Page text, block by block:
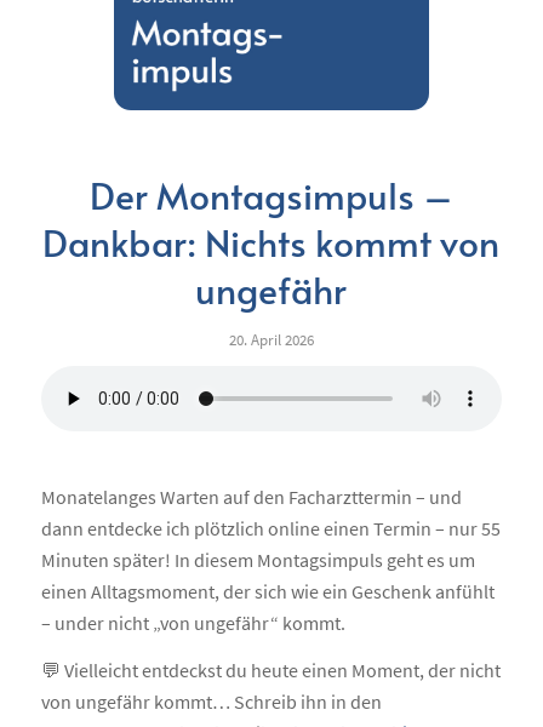
Der Montagsimpuls –
Dankbar: Nichts kommt von
ungefähr
20. April 2026
Monatelanges Warten auf den Facharzttermin – und
dann entdecke ich plötzlich online einen Termin – nur 55
Minuten später! In diesem Montagsimpuls geht es um
einen Alltagsmoment, der sich wie ein Geschenk anfühlt
– under nicht „von ungefähr“ kommt.
💬 Vielleicht entdeckst du heute einen Moment, der nicht
von ungefähr kommt… Schreib ihn in den